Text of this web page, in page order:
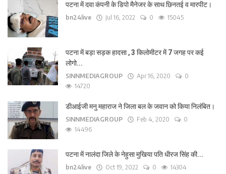
पटना में दवा कंपनी के डिपो मैनेजर के साथ छिनतई व मारपीट।
bn24live Jul 16, 2022 0 15045
पटना में बड़ा सड़क हादसा , 3 किलोमीटर में 7 जगह पर कई
लोगो...
SINNMEDIAGROUP Apr 16, 2020
0
14720
डीआईजी मनु महाराज ने जिला बल के जवान को किया निलंबित।
SINNMEDIAGROUP Feb 4, 2020
0
14496
पटना में नालंदा जिले के नेहुसा मुखिया पति धीरज सिंह की...
bn24live Oct 19, 2022 0 14304